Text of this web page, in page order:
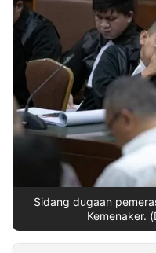
Partner
Insight
NTB
Suara
Time
Lens
IDN
Daily
Jogja
Jalan
Rakyat
Idealita
News
Kita
Notice
Dinamikapost.com
Radar
Baru
Seedbacklink
Follow
Kabarbaru
Sidang dugaan
Kemenaker.